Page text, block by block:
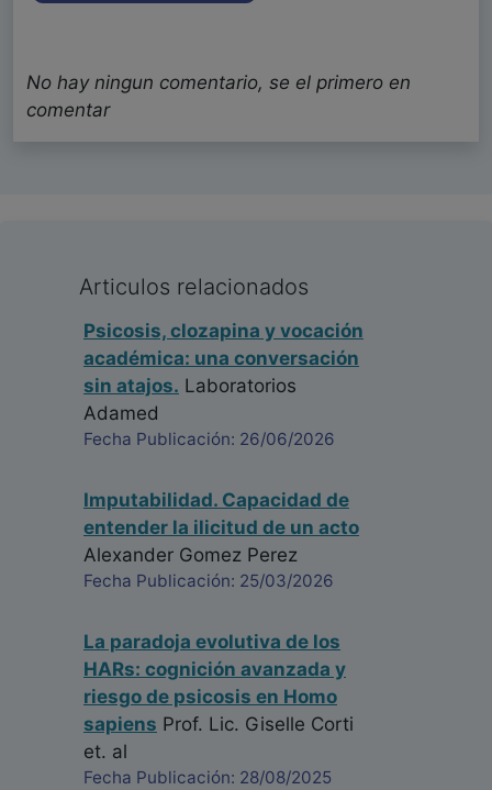
No hay ningun comentario, se el primero en
comentar
Articulos relacionados
Psicosis, clozapina y vocación
académica: una conversación
sin atajos. Laboratorios
Adamed
Fecha Publicación: 26/06/2026
Imputabilidad. Capacidad de
entender la ilicitud de un acto
Alexander Gomez Perez
Fecha Publicación: 25/03/2026
La paradoja evolutiva de los
HARs: cognición avanzada y
riesgo de psicosis en Homo
sapiens Prof. Lic. Giselle Corti
et. al
Fecha Publicación: 28/08/2025